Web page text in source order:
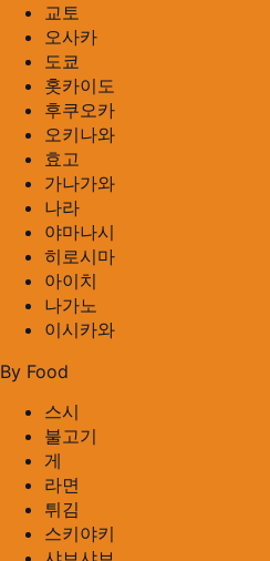
교토
오사카
도쿄
홋카이도
후쿠오카
오키나와
효고
가나가와
나라
야마나시
히로시마
아이치
나가노
이시카와
By Food
스시
불고기
게
라면
튀김
스키야키